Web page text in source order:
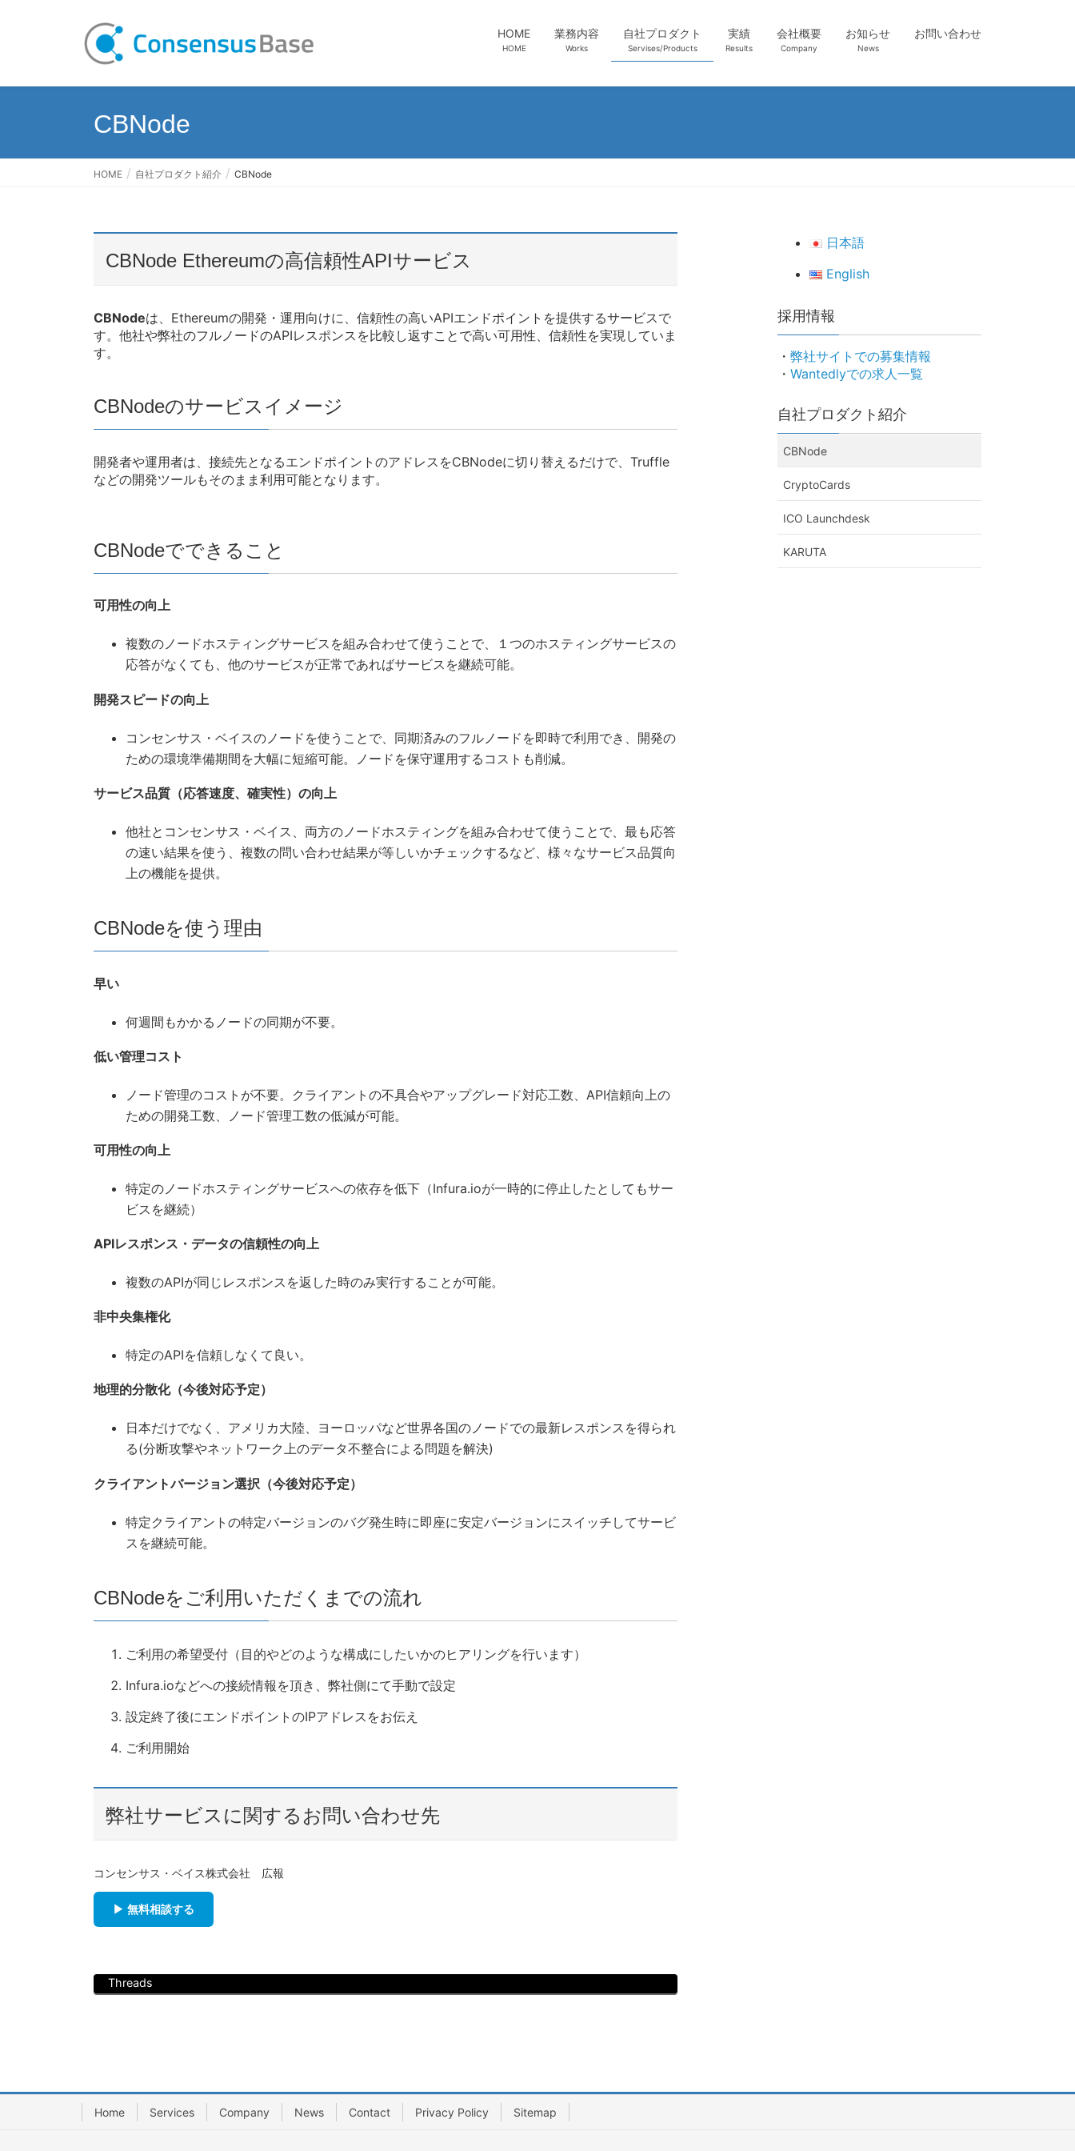
HOME
HOME
業務内容
Works
自社プロダクト
Servises/Products
実績
Results
会社概要
Company
お知らせ
News
お問い合わせ
CBNode
HOME 自社プロダクト紹介 CBNode
CBNode Ethereumの高信頼性APIサービス
CBNodeは、Ethereumの開発・運用向けに、信頼性の高いAPIエンドポイントを提供するサービスで
す。他社や弊社のフルノードのAPIレスポンスを比較し返すことで高い可用性、信頼性を実現していま
す。
CBNodeのサービスイメージ
開発者や運用者は、接続先となるエンドポイントのアドレスをCBNodeに切り替えるだけで、Truffle
などの開発ツールもそのまま利用可能となります。
CBNodeでできること
可用性の向上
複数のノードホスティングサービスを組み合わせて使うことで、１つのホスティングサービスの
応答がなくても、他のサービスが正常であればサービスを継続可能。
開発スピードの向上
コンセンサス・ベイスのノードを使うことで、同期済みのフルノードを即時で利用でき、開発の
ための環境準備期間を大幅に短縮可能。ノードを保守運用するコストも削減。
サービス品質（応答速度、確実性）の向上
他社とコンセンサス・ベイス、両方のノードホスティングを組み合わせて使うことで、最も応答
の速い結果を使う、複数の問い合わせ結果が等しいかチェックするなど、様々なサービス品質向
上の機能を提供。
CBNodeを使う理由
早い
何週間もかかるノードの同期が不要。
低い管理コスト
ノード管理のコストが不要。クライアントの不具合やアップグレード対応工数、API信頼向上の
ための開発工数、ノード管理工数の低減が可能。
可用性の向上
特定のノードホスティングサービスへの依存を低下（Infura.ioが一時的に停止したとしてもサー
ビスを継続）
APIレスポンス・データの信頼性の向上
複数のAPIが同じレスポンスを返した時のみ実行することが可能。
非中央集権化
特定のAPIを信頼しなくて良い。
地理的分散化（今後対応予定）
日本だけでなく、アメリカ大陸、ヨーロッパなど世界各国のノードでの最新レスポンスを得られ
る(分断攻撃やネットワーク上のデータ不整合による問題を解決)
クライアントバージョン選択（今後対応予定）
特定クライアントの特定バージョンのバグ発生時に即座に安定バージョンにスイッチしてサービ
スを継続可能。
CBNodeをご利用いただくまでの流れ
ご利用の希望受付（目的やどのような構成にしたいかのヒアリングを行います）
Infura.ioなどへの接続情報を頂き、弊社側にて手動で設定
設定終了後にエンドポイントのIPアドレスをお伝え
ご利用開始
弊社サービスに関するお問い合わせ先
コンセンサス・ベイス株式会社 広報
▶ 無料相談する
Threads
日本語
English
採用情報
・ 弊社サイトでの募集情報
・ Wantedlyでの求人一覧
自社プロダクト紹介
CBNode
CryptoCards
ICO Launchdesk
KARUTA
Home Services Company News Contact Privacy Policy Sitemap